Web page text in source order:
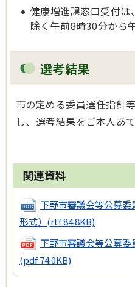
健康増進課窓口受付は
除く午前8時30分から
選考結果
市の定める委員選任指針
し、選考結果をご本人あ
関連資料
下野市審議会等公募
形式） (rtf 84.8KB)
下野市審議会等公募委
(pdf 74.0KB)